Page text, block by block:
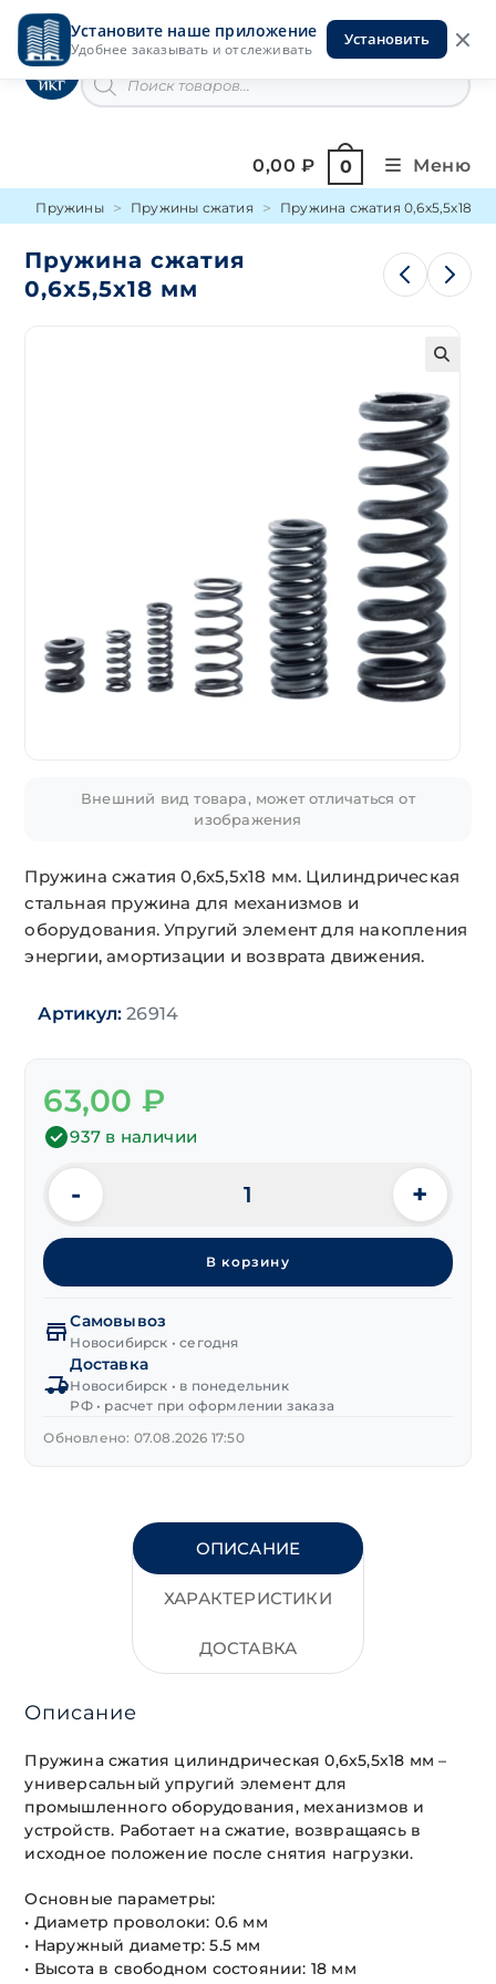
Установите наше приложение
Удобнее заказывать и отслеживать
Установить
Перейти
содержимомуИнструменты на Горской
товаров
0,00₽ 0 Меню
Пружины Пружины сжатия Пружина сжатия 0,6х5,5х18 мм
Пружина сжатия
0,6х5,5х18 мм
Внешний вид товара, может отличаться от
изображения
Пружина сжатия 0,6х5,5х18 мм. Цилиндрическая
стальная пружина для механизмов и
оборудования. Упругий элемент для накопления
энергии, амортизации и возврата движения.
Артикул: 26914
63,00 ₽
937 в наличии
Количество
товара
Пружина
сжатия
- +
В корзину
Самовывоз
Новосибирск • сегодня
Доставка
Новосибирск • в понедельник
РФ • расчет при оформлении заказа
Обновлено: 07.08.2026 17:50
ОПИСАНИЕ
ХАРАКТЕРИСТИКИ
ДОСТАВКА
Описание
Пружина сжатия цилиндрическая 0,6х5,5х18 мм –
универсальный упругий элемент для
промышленного оборудования, механизмов и
устройств. Работает на сжатие, возвращаясь в
исходное положение после снятия нагрузки.
Основные параметры:
• Диаметр проволоки: 0.6 мм
• Наружный диаметр: 5.5 мм
• Высота в свободном состоянии: 18 мм